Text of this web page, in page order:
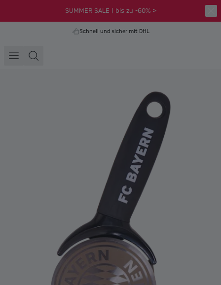
SUMMER SALE | bis zu -60% >
Schnell und sicher mit DHL